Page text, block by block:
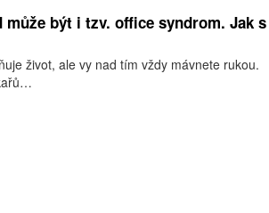
být i tzv. office syndrom. Jak s
život, ale vy nad tím vždy mávnete rukou.